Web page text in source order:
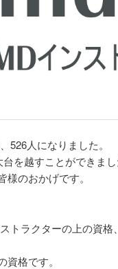
526人になりました。
を越すことができまし
のおかげです。
トラクターの上の資
格です。